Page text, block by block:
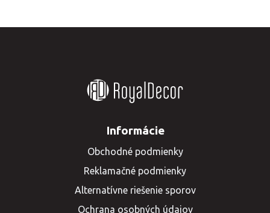
Informácie
Obchodné podmienky
Reklamačné podmienky
Alternatívne riešenie sporov
Ochrana osobných údajov